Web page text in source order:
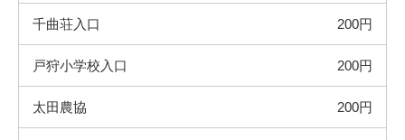
千曲荘入口 200円
戸狩小学校入口 200円
太田農協 200円